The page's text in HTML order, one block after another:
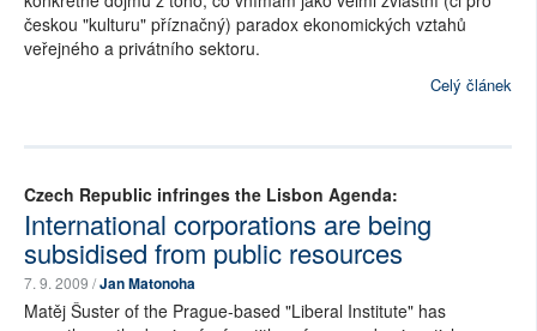
českou "kulturu" příznačný) paradox ekonomických vztahů
veřejného a privátního sektoru.
Celý článek
Czech Republic infringes the Lisbon Agenda:
International corporations are being
subsidised from public resources
7. 9. 2009 /Jan Matonoha
Matěj Šuster of the Prague-based "Liberal Institute" has